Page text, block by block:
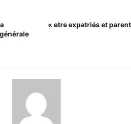
« etre expatriés et